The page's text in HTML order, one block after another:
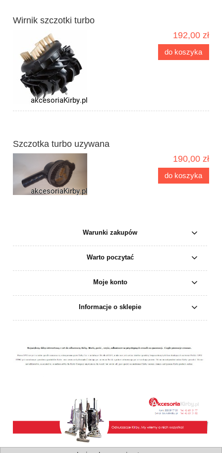
Wirnik szczotki turbo
192,00 zł
do koszyka
Szczotka turbo uzywana
190,00 zł
do koszyka
Warunki zakupów
Warto poczytać
Moje konto
Informacje o sklepie